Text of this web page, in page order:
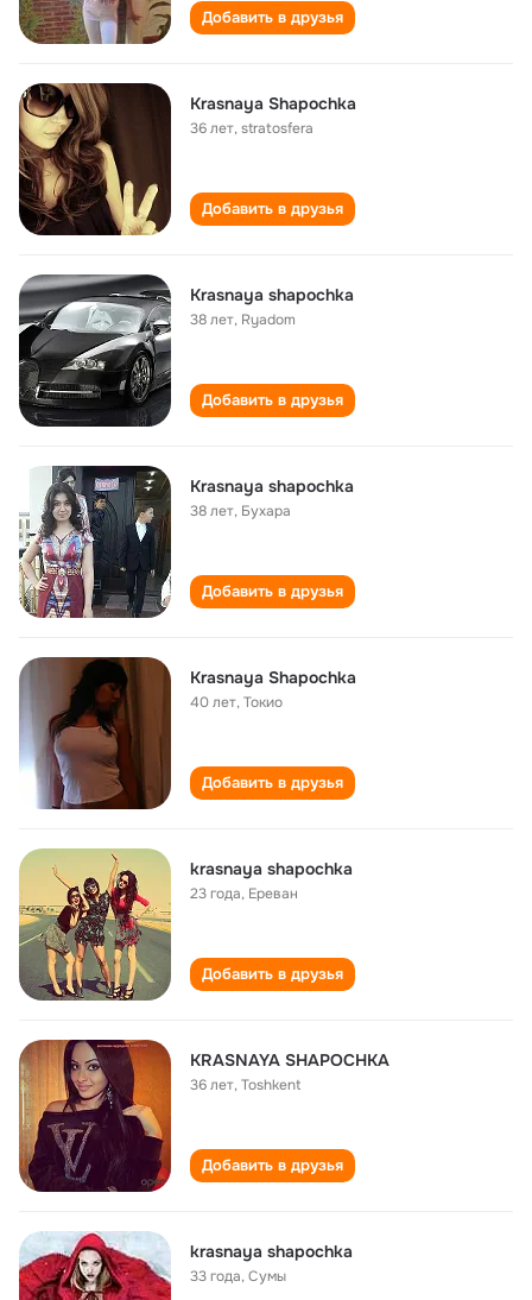
Добавить в друзья
Krasnaya Shapochka
36 лет,stratosfera
Добавить в друзья
Krasnaya shapochka
38 лет, Ryadom
Добавить в друзья
Krasnaya shapochka
38 лет, Бухара
Добавить в друзья
Krasnaya Shapochka
40 лет,Токио
Добавить в друзья
krasnaya shapochka
23 года, Ереван
Добавить в друзья
KRASNAYA SHAPOCHKA
36 лет,Тоshkеnt
Добавить в друзья
krasnaya shapochka
33 года,Сумы